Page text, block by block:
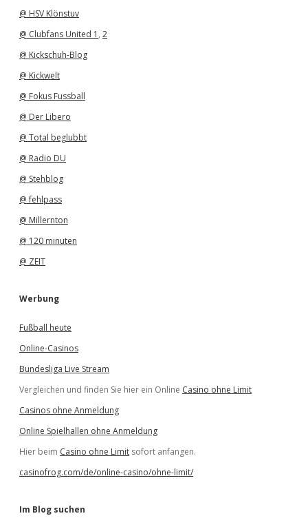
@ HSV Klönstuv
@ Clubfans United 1 , 2
@ Kickschuh-Blog
@ Kickwelt
@ Fokus Fussball
@ Der Libero
@ Total beglubbt
@ Radio DU
@ Stehblog
@ fehlpass
@ Millernton
@ 120 minuten
@ ZEIT
Werbung
Fußball heute
Online-Casinos
Bundesliga Live Stream
Vergleichen und finden Sie hier ein Online Casino ohne Limit
Casinos ohne Anmeldung
Online Spielhallen ohne Anmeldung
Hier beim Casino ohne Limit sofort anfangen.
casinofrog.com/de/online-casino/ohne-limit/
Im Blog suchen